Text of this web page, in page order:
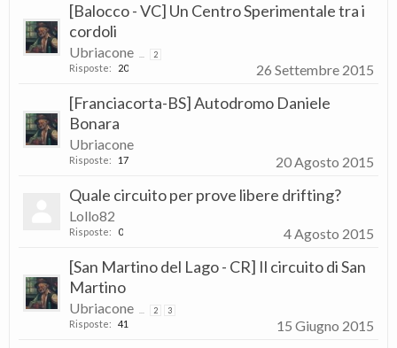
[Balocco - VC] Un Centro Sperimentale tra i
cordoli
Ubriacone 2
Risposte: 20 26 Settembre 2015
[Franciacorta-BS] Autodromo Daniele
Bonara
Ubriacone
Risposte: 17 20 Agosto 2015
Quale circuito per prove libere drifting?
Lollo82
Risposte: 0 4 Agosto 2015
[San Martino del Lago - CR] Il circuito di San
Martino
Ubriacone 2 3
Risposte: 41 15 Giugno 2015